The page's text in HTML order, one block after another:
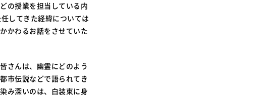
の授業を担当している内
してきた経緯については
かわるお話をさせていた
さんは、幽霊にどのよう
市伝説などで語られてき
み深いのは、白装束に身